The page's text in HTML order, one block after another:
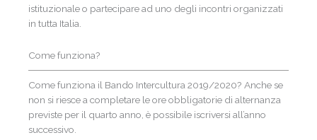
istituzionale o partecipare ad uno degli incontri organizzati
in tutta Italia.
Come funziona?
Come funziona il Bando Intercultura 2019/2020? Anche se
non si riesce a completare le ore obbligatorie di alternanza
previste per il quarto anno, è possibile iscriversi all’anno
successivo.